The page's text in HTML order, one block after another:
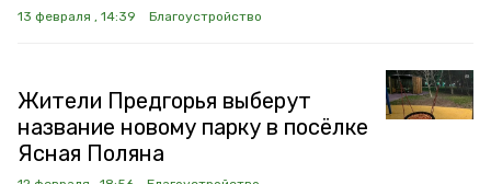
13 февраля , 14:39 Благоустройство
Жители Предгорья выберут
название новому парку в посёлке
Ясная Поляна